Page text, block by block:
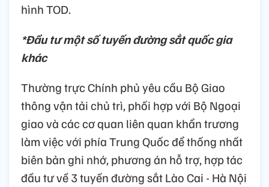
hình TOD.
*Đầu tư một số tuyến đường sắt quốc gia
khác
Thường trực Chính phủ yêu cầu Bộ Giao
thông vận tải chủ trì, phối hợp với Bộ Ngoại
giao và các cơ quan liên quan khẩn trương
làm việc với phía Trung Quốc để thống nhất
biên bản ghi nhớ, phương án hỗ trợ, hợp tác
đầu tư về 3 tuyến đường sắt Lào Cai - Hà Nội